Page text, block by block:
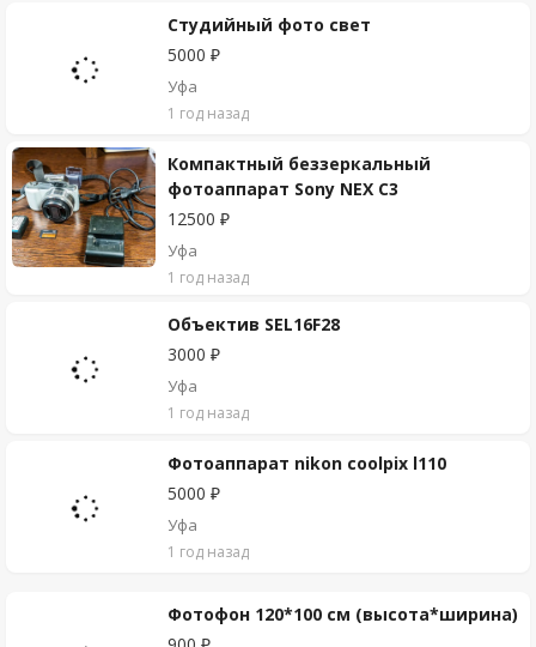
Студийный фото свет
5000 ₽
Уфа
1 год назад
Компактный беззеркальный
фотоаппарат Sony NEX C3
12500 ₽
Уфа
1 год назад
Объектив SEL16F28
3000 ₽
Уфа
1 год назад
Фотоаппарат nikon coolpix l110
5000 ₽
Уфа
1 год назад
Фотофон 120*100 см (высота*ширина)